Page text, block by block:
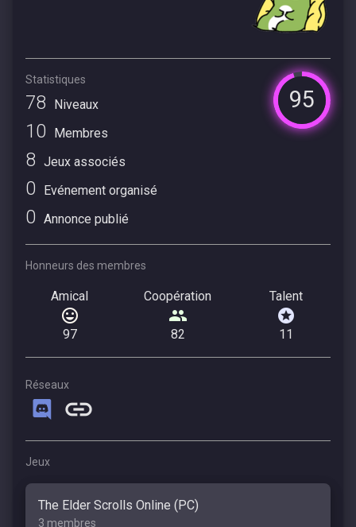
Statistiques
95
78 Niveaux
10 Membres
8 Jeux associés
0 Evénement organisé
0 Annonce publié
Honneurs des membres
Amical
97
Coopération
82
Talent
11
Réseaux
Jeux
The Elder Scrolls Online (PC)
3 membres